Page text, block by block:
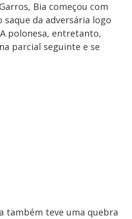
Bia começou com
da adversária logo
polonesa, entretanto,
parcial seguinte e se
também teve uma quebra